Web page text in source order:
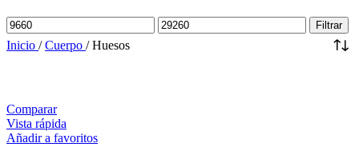
Precio
mínimo
Precio
máximo
Filtrar
Inicio / Cuerpo / Huesos
Comparar
Vista rápida
Añadir a favoritos